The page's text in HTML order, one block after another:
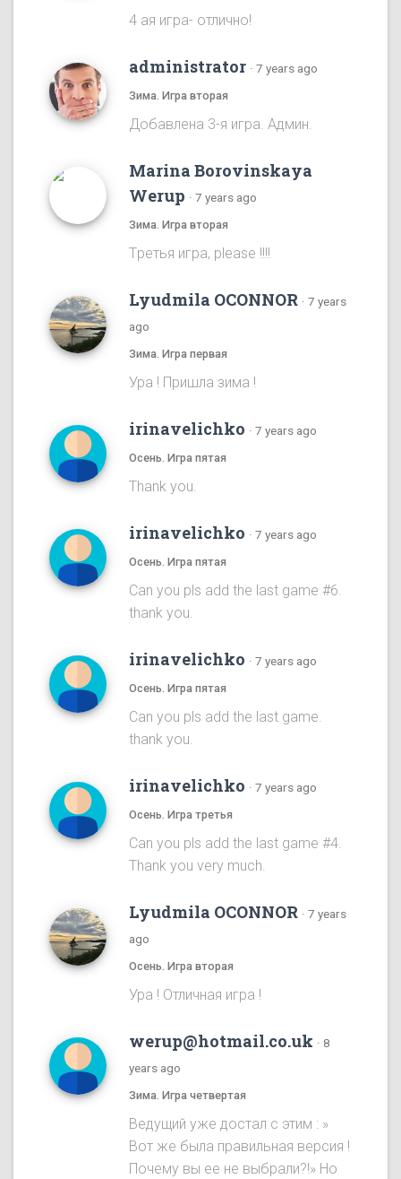
4 ая игра- отлично!
administrator · 7 years ago
Зима. Игра вторая
Добавлена 3-я игра. Админ.
Marina Borovinskaya
Werup · 7 years ago
Зима. Игра вторая
Tретья игра, please !!!!
Lyudmila OCONNOR · 7 years
ago
Зима. Игра первая
Ура ! Пришла зима !
irinavelichko · 7 years ago
Осень. Игра пятая
Thank you.
irinavelichko · 7 years ago
Осень. Игра пятая
Can you pls add the last game #6.
thank you.
irinavelichko · 7 years ago
Осень. Игра пятая
Can you pls add the last game.
thank you.
irinavelichko · 7 years ago
Осень. Игра третья
Can you pls add the last game #4.
Thank you very much.
Lyudmila OCONNOR · 7 years
ago
Осень. Игра вторая
Ура ! Отличная игра !
werup@hotmail.co.uk · 8
years ago
Зима. Игра четвертая
Ведущий уже достал с этим : »
Вот же была правильная версия !
Почему вы ее не выбрали?!» Но